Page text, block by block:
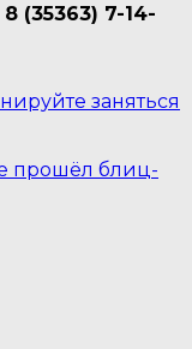
8 (35363) 7-14-
заняться
прошёл блиц-